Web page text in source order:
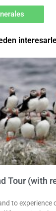
Tour (with
to experience